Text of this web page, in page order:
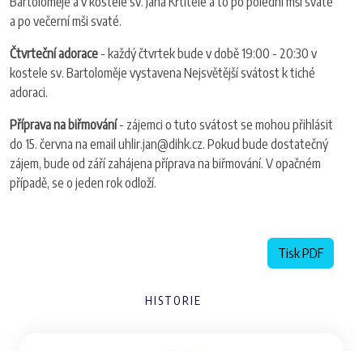
a po večerní mši svaté.
Čtvrteční adorace - každý čtvrtek bude v době 19:00 - 20:30 v
kostele sv. Bartoloměje vystavena Nejsvětější svátost k tiché
adoraci.
Příprava na biřmování- zájemci o tuto svátost se mohou přihlásit
do 15. června na email uhlir.jan@dihk.cz. Pokud bude dostatečný
zájem, bude od září zahájena příprava na biřmování. V opačném
případě, se o jeden rok odloží.
Tisk PDF
HISTORIE